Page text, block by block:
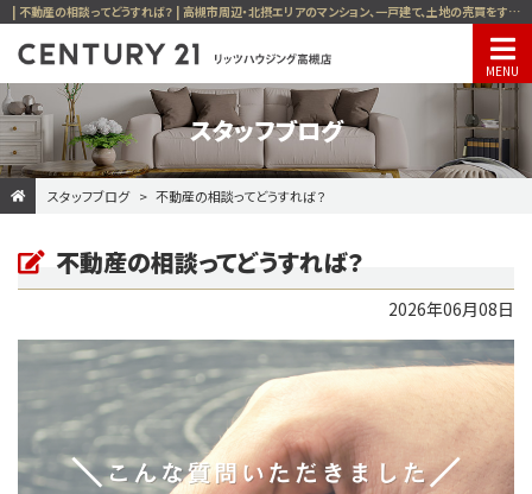
| 不動産の相談ってどうすれば？ | 高槻市周辺・北摂エリアのマンション、一戸建て、土地の売買をす るならセンチュリー21リッツハウジング高槻店
スタッフブログ
スタッフブログ 不動産の相談ってどうすれば？
不動産の相談ってどうすれば？
2026年06月08日